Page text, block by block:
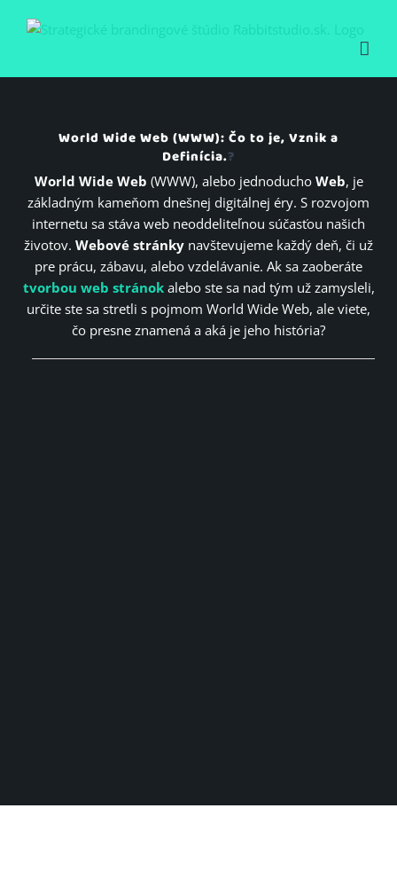
World Wide Web (WWW): Čo to je, Vznik a
Definícia.?
World Wide Web (WWW), alebo jednoducho Web, je
základným kameňom dnešnej digitálnej éry. S rozvojom
internetu sa stáva web neoddeliteľnou súčasťou našich
životov. Webové stránky navštevujeme každý deň, či už
pre prácu, zábavu, alebo vzdelávanie. Ak sa zaoberáte
tvorbou web stránokalebo ste sa nad tým už zamysleli,
určite ste sa stretli s pojmom World Wide Web, ale viete,
čo presne znamená a aká je jeho história?